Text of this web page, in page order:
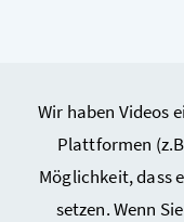
Wir haben Videos
Plattformen
Möglichkeit, dass
setzen. Wenn